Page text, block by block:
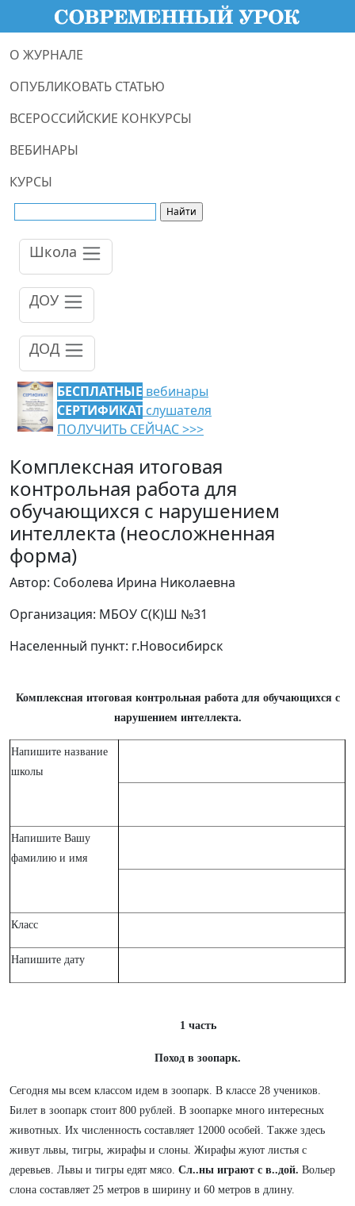
О ЖУРНАЛЕ
ОПУБЛИКОВАТЬ СТАТЬЮ
ВСЕРОССИЙСКИЕ КОНКУРСЫ
ВЕБИНАРЫ
КУРСЫ
Школа
ДОУ
ДОД
БЕСПЛАТНЫЕ вебинары
СЕРТИФИКАТ слушателя
ПОЛУЧИТЬ СЕЙЧАС >>>
Комплексная итоговая
контрольная работа для
обучающихся с нарушением
интеллекта (неосложненная
форма)
Автор: Соболева Ирина Николаевна
Организация: МБОУ С(К)Ш №31
Населенный пункт: г.Новосибирск
Комплексная итоговая контрольная работа для обучающихся с
нарушением интеллекта.
Напишите название
школы
Напишите Вашу
фамилию и имя
Класс
Напишите дату
1 часть
Поход в зоопарк.
Сегодня мы всем классом идем в зоопарк. В классе 28 учеников.
Билет в зоопарк стоит 800 рублей. В зоопарке много интересных
животных. Их численность составляет 12000 особей. Также здесь
живут львы, тигры, жирафы и слоны. Жирафы жуют листья с
деревьев. Львы и тигры едят мясо. Сл..ны играют с в..дой. Вольер
слона составляет 25 метров в ширину и 60 метров в длину.